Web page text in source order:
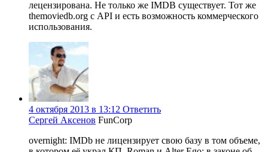
лецензирована. Не только же IMDB существует. Тот же
themoviedb.org с API и есть возможность коммерческого
использования.
4 октября 2013 в 13:12 Ответить
Сергей Аксенов FunCorp
overnight: IMDb не лицензирует свою базу в том объеме,